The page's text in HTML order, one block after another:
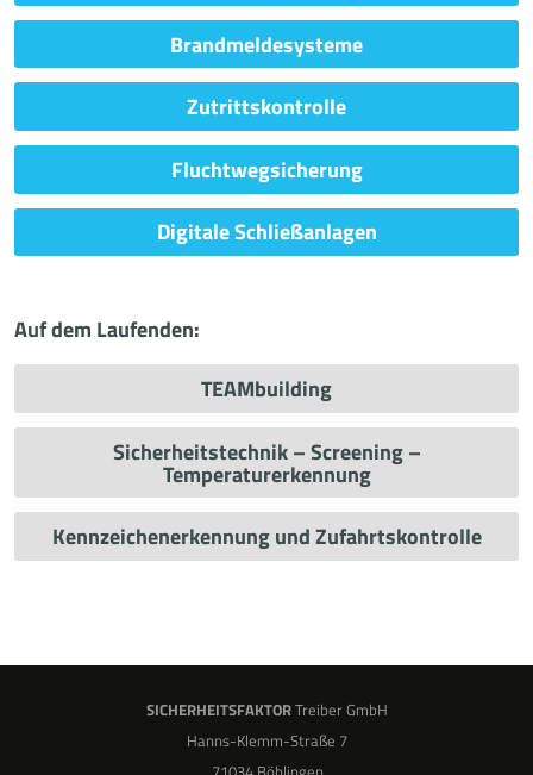
Brandmeldesysteme
Zutrittskontrolle
Fluchtwegsicherung
Digitale Schließanlagen
Auf dem Laufenden:
TEAMbuilding
Sicherheitstechnik – Screening –
Temperaturerkennung
Kennzeichenerkennung und Zufahrtskontrolle
SICHERHEITSFAKTORTreiber GmbH
Hanns-Klemm-Straße 7